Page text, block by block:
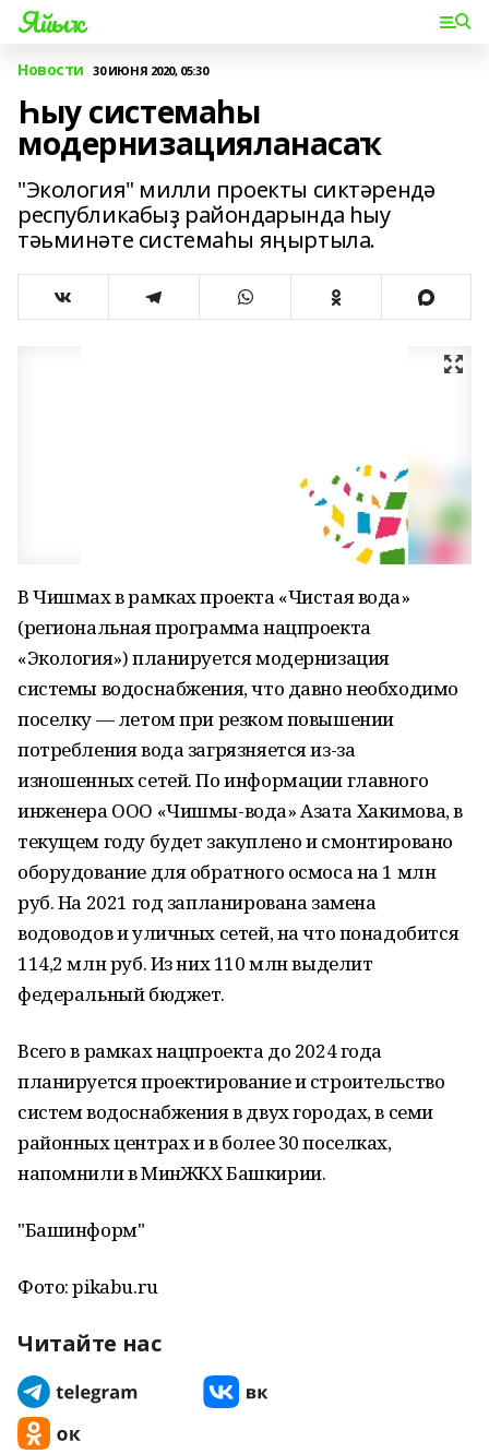
Яйыҡ
Новости 30 ИЮНЯ 2020, 05:30
Һыу системаһы
модернизацияланасаҡ
"Экология" милли проекты сиктәрендә
республикабыҙ райондарында һыу
тәьминәте системаһы яңыртыла.
В Чишмах в рамках проекта «Чистая вода»
(региональная программа нацпроекта
«Экология») планируется модернизация
системы водоснабжения, что давно необходимо
поселку — летом при резком повышении
потребления вода загрязняется из-за
изношенных сетей. По информации главного
инженера ООО «Чишмы-вода» Азата Хакимова, в
текущем году будет закуплено и смонтировано
оборудование для обратного осмоса на 1 млн
руб. На 2021 год запланирована замена
водоводов и уличных сетей, на что понадобится
114,2 млн руб. Из них 110 млн выделит
федеральный бюджет.
Всего в рамках нацпроекта до 2024 года
планируется проектирование и строительство
систем водоснабжения в двух городах, в семи
районных центрах и в более 30 поселках,
напомнили в МинЖКХ Башкирии.
"Башинформ"
Фото: pikabu.ru
Читайте нас